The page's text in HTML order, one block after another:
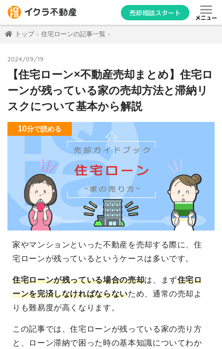
売却相談スタート
メニュー
トップ 住宅ローンの記事一覧
2024/09/19
【住宅ローン×不動産売却まとめ】住宅ロ
ーンが残っている家の売却方法と滞納リ
スクについて基本から解説
10分で読める
家やマンションといった不動産を売却する際に、住
宅ローンが残っているというケースは多いです。
住宅ローンが残っている場合の売却は、まず住宅ロ
ーンを完済しなければならないため、通常の売却よ
りも難易度が高くなります。
この記事では、住宅ローンが残っている家の売り方
と、ローン滞納で困った時の基本知識についてわか